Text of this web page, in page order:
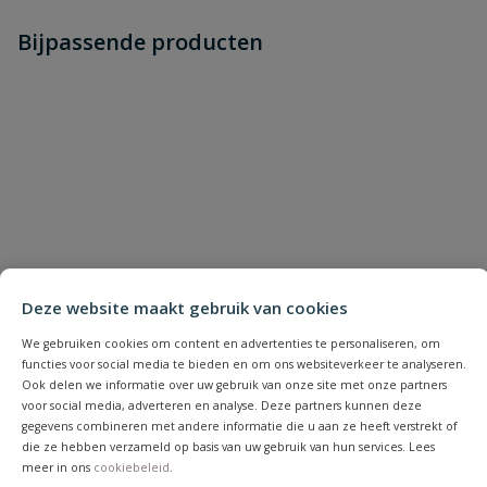
Deze website maakt gebruik van cookies
We gebruiken cookies om content en advertenties te personaliseren, om
functies voor social media te bieden en om ons websiteverkeer te analyseren.
Ook delen we informatie over uw gebruik van onze site met onze partners
voor social media, adverteren en analyse. Deze partners kunnen deze
gegevens combineren met andere informatie die u aan ze heeft verstrekt of
die ze hebben verzameld op basis van uw gebruik van hun services. Lees
meer in ons cookiebeleid
dit product?
Schrijf zelf een beoordeling
Naam
Samenvatting
Bijpassende producten